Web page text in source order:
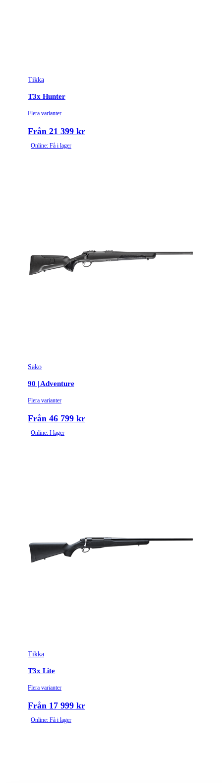
Tikka
T3x Hunter
Flera varianter
Från 21 399 kr
Online: Få i lager
Sako
90 | Adventure
Flera varianter
Från 46 799 kr
Online: I lager
Tikka
T3x Lite
Flera varianter
Från 17 999 kr
Online: Få i lager